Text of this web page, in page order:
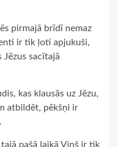
pirmajā brīdī nemaz
ir tik ļoti apjukuši,
sacītajā
kas klausās uz Jēzu,
atbildēt, pēkšņi ir
pašā laikā Viņš ir tik